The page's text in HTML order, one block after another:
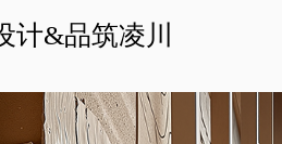
计&品筑凌川